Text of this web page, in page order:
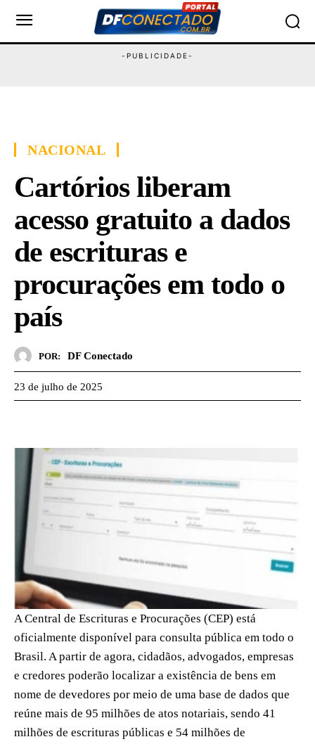
NACIONAL
Cartórios liberam
acesso gratuito a dados
de escrituras e
procurações em todo o
país
POR: DF Conectado
23 de julho de 2025
A Central de Escrituras e Procurações (CEP) está
oficialmente disponível para consulta pública em todo o
Brasil. A partir de agora, cidadãos, advogados, empresas
e credores poderão localizar a existência de bens em
nome de devedores por meio de uma base de dados que
reúne mais de 95 milhões de atos notariais, sendo 41
milhões de escrituras públicas e 54 milhões de